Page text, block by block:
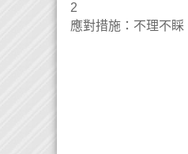
2
應對措施：不理不睬